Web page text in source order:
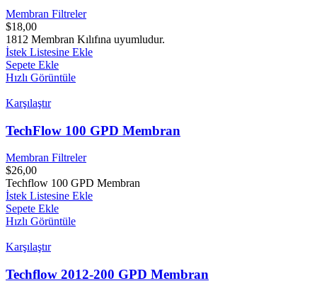
Membran Filtreler
$18,00
1812 Membran Kılıfına uyumludur.
İstek Listesine Ekle
Sepete Ekle
Hızlı Görüntüle
Karşılaştır
TechFlow 100 GPD Membran
Membran Filtreler
$26,00
Techflow 100 GPD Membran
İstek Listesine Ekle
Sepete Ekle
Hızlı Görüntüle
Karşılaştır
Techflow 2012-200 GPD Membran